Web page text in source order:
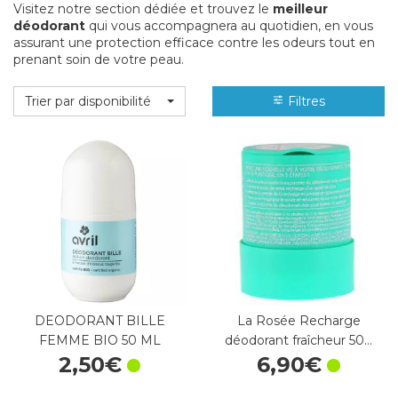
Visitez notre section dédiée et trouvez le meilleur
déodorant qui vous accompagnera au quotidien, en vous
assurant une protection efficace contre les odeurs tout en
prenant soin de votre peau.
Trier par disponibilité Filtres
DEODORANT BILLE
FEMME BIO 50 ML
2,50€
La Rosée Recharge
déodorant fraîcheur 50…
6,90€